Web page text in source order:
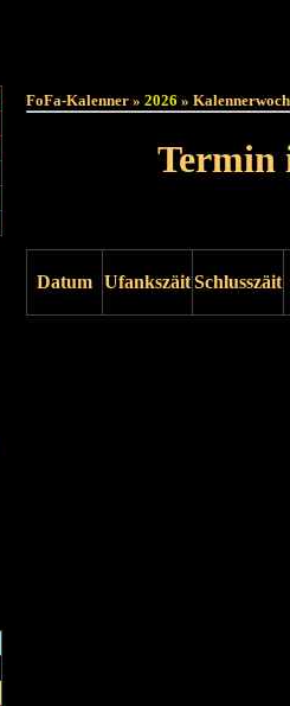
FoFa-Kalenner » 2026 »
Termin
Datum UfankszäitSchlusszäit